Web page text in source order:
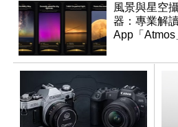
風景與星空
器：專業解
App「Atmos